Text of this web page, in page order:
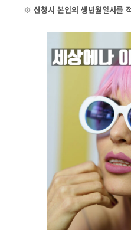
※ 신청시 본인의 생년월일시를